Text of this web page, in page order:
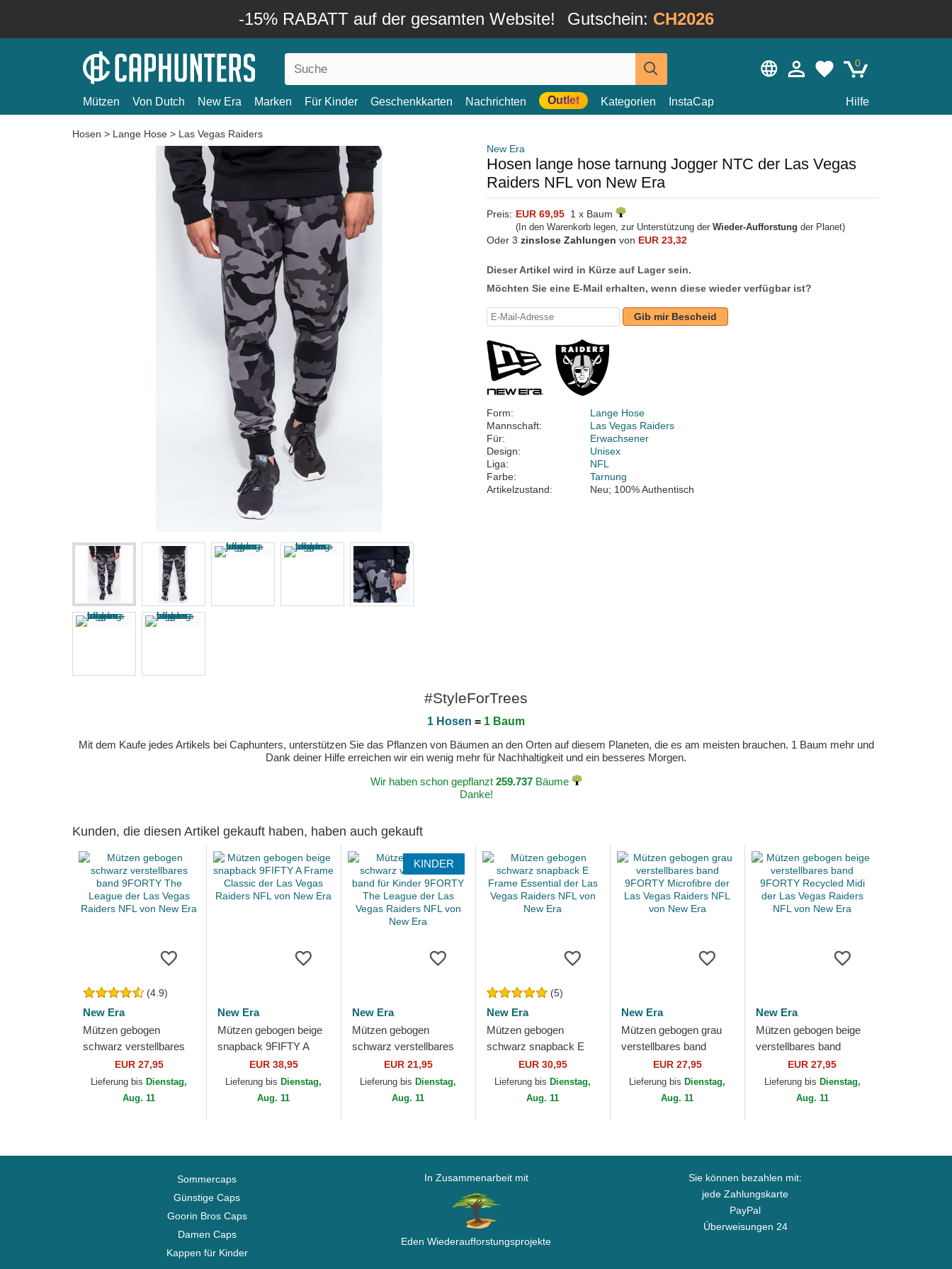
-15% RABATT auf der gesamten Website! Gutschein: CH2026
0
Mützen Von Dutch New Era Marken Für Kinder Geschenkkarten Nachrichten Outlet Kategorien InstaCap Hilfe
Hosen > Lange Hose > Las Vegas Raiders
New Era
Hosen lange hose tarnung Jogger NTC der Las Vegas
Raiders NFL von New Era
Preis: EUR 69,95 1 x Baum
(In den Warenkorb legen, zur Unterstützung der Wieder-Aufforstung der Planet)
Oder 3 zinslose Zahlungen von EUR 23,32
Dieser Artikel wird in Kürze auf Lager sein.
Möchten Sie eine E-Mail erhalten, wenn diese wieder verfügbar ist?
Gib mir Bescheid
Form:
Lange Hose
Mannschaft:
Las Vegas Raiders
Für:
Erwachsener
Design:
Unisex
Liga:
NFL
Farbe:
Tarnung
Artikelzustand:
Neu; 100% Authentisch
#StyleForTrees
1 Hosen = 1 Baum
Mit dem Kaufe jedes Artikels bei Caphunters, unterstützen Sie das Pflanzen von Bäumen an den Orten auf diesem Planeten, die es am meisten brauchen. 1 Baum mehr und
Dank deiner Hilfe erreichen wir ein wenig mehr für Nachhaltigkeit und ein besseres Morgen.
Wir haben schon gepflanzt 259.737Bäume
Danke!
Kunden, die diesen Artikel gekauft haben, haben auch gekauft
(4.9)
New Era
Mützen gebogen
schwarz verstellbares
band 9FORTY The
League der Las Vegas
Raiders NFL von New
EUR 27,95
Lieferung bis Dienstag,
Aug. 11
New Era
Mützen gebogen beige
snapback 9FIFTY A
Frame Classic der Las
Vegas Raiders NFL von
EUR 38,95
Lieferung bis Dienstag,
Aug. 11
KINDER
New Era
Mützen gebogen
schwarz verstellbares
band für Kinder
9FORTY The League
der Las Vegas Raiders
EUR 21,95
Lieferung bis Dienstag,
Aug. 11
(5)
New Era
Mützen gebogen
schwarz snapback E
Frame Essential der
Las Vegas Raiders NFL
von New Era
EUR 30,95
Lieferung bis Dienstag,
Aug. 11
New Era
Mützen gebogen grau
verstellbares band
9FORTY Microfibre der
Las Vegas Raiders NFL
von New Era
EUR 27,95
Lieferung bis Dienstag,
Aug. 11
New Era
Mützen gebogen beige
verstellbares band
9FORTY Recycled Midi
der Las Vegas Raiders
NFL von New Era
EUR 27,95
Lieferung bis Dienstag,
Aug. 11
Sommercaps
Günstige Caps
Goorin Bros Caps
Damen Caps
Kappen für Kinder
In Zusammenarbeit mit
Eden Wiederaufforstungsprojekte
Sie können bezahlen mit:
jede Zahlungskarte
PayPal
Überweisungen 24